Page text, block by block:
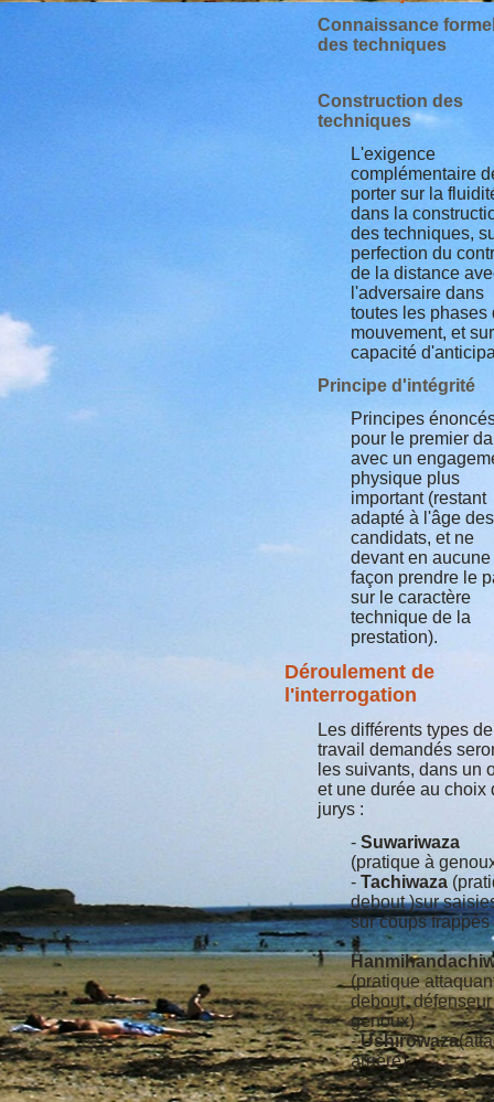
Connaissance
des techniques
Construction des
techniques
L'exigence
complémentaire
porter sur la
dans la
des techniques,
perfection du
de la distance
l'adversaire dans
toutes les phases
mouvement, et
capacité
Principe d'intégrité
Principes
pour le premier
avec un
physique plus
important (restant
adapté à l'âge des
candidats, et ne
devant en aucune
façon prendre le
sur le caractère
technique de la
prestation).
Déroulement de
l'interrogation
Les différents types de
travail demandés
les suivants, dans un
et une durée au choix
jurys :
- Suwariwaza
(pratique à
- Tachiwaza
debout )sur
sur coups frappés
-
(pratique
debout,
genoux)
-Ushirowaza
arrière)